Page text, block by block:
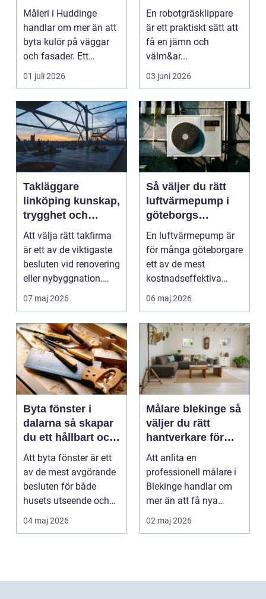
hållbara resultat
Måleri i Huddinge
handlar om mer än att
byta kulör på väggar
och fasader. Ett
genomtänkt
måleriarbet...
01 juli 2026
runt
En robotgräsklippare
är ett praktiskt sätt att
få en jämn och
välm&ar...
03 juni 2026
Takläggare
linköping kunskap,
trygghet och
hållbara tak
Att välja rätt takfirma
är ett av de viktigaste
besluten vid renovering
eller nybyggnation.
Taket på...
07 maj 2026
Så väljer du rätt
luftvärmepump i
göteborgs
kustklimat
En luftvärmepump är
för många göteborgare
ett av de mest
kostnadseffektiva
sätten att sänka sina
upp...
06 maj 2026
Byta fönster i
dalarna så skapar
du ett hållbart och
vackert hus
Att byta fönster är ett
av de mest avgörande
besluten för både
husets utseende och
energiförbrukning...
04 maj 2026
Målare blekinge så
väljer du rätt
hantverkare för
hem och företag
Att anlita en
professionell målare i
Blekinge handlar om
mer än att få nya
färger på väggarna.
Rätt ...
02 maj 2026